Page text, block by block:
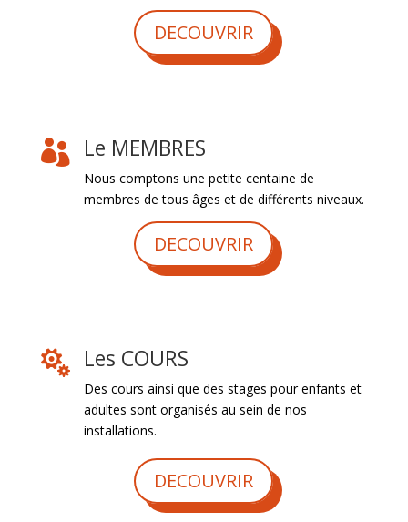
DECOUVRIR
 Le MEMBRES
Nous comptons une petite centaine de
membres de tous âges et de différents niveaux.
DECOUVRIR
 Les COURS
Des cours ainsi que des stages pour enfants et
adultes sont organisés au sein de nos
installations.
DECOUVRIR